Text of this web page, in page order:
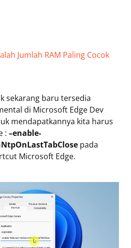
Jumlah RAM Paling Cocok
sekarang baru tersedia
di Microsoft Edge Dev
mendapatkannya kita harus
: –enable-
pada
Microsoft Edge.